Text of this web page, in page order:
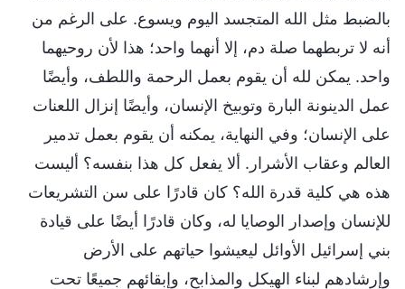
بالضبط مثل الله المتجسد اليوم ويسوع. على الرغم من
أنه لا تربطهما صلة دم، إلا أنهما واحد؛ هذا لأن روحيهما
واحد. يمكن لله أن يقوم بعمل الرحمة واللطف، وأيضًا
عمل الدينونة البارة وتوبيخ الإنسان، وأيضًا إنزال اللعنات
على الإنسان؛ وفي النهاية، يمكنه أن يقوم بعمل تدمير
العالم وعقاب الأشرار. ألا يفعل كل هذا بنفسه؟ أليست
هذه هي كلية قدرة الله؟ كان قادرًا على سن التشريعات
للإنسان وإصدار الوصايا له، وكان قادرًا أيضًا على قيادة
بني إسرائيل الأوائل ليعيشوا حياتهم على الأرض
وإرشادهم لبناء الهيكل والمذابح، وإبقائهم جميعًا تحت